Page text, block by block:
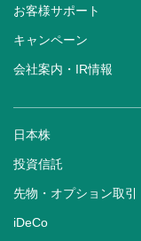
お客様サポート
キャンペーン
会社案内・IR情報
日本株
投資信託
先物・オプション取引
iDeCo